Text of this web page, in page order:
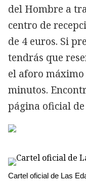
del Hombre a
centro de
de 4 euros. Si
tendrás que
el aforo máximo
minutos.
página oficial de
Cartel oficial de Las